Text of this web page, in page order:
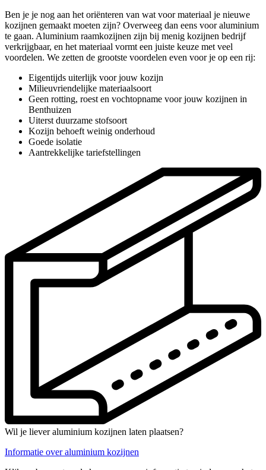
Ben je je nog aan het oriënteren van wat voor materiaal je nieuwe
kozijnen gemaakt moeten zijn? Overweeg dan eens voor aluminium
te gaan. Aluminium raamkozijnen zijn bij menig kozijnen bedrijf
verkrijgbaar, en het materiaal vormt een juiste keuze met veel
voordelen. We zetten de grootste voordelen even voor je op een rij:
Eigentijds uiterlijk voor jouw kozijn
Milieuvriendelijke materiaalsoort
Geen rotting, roest en vochtopname voor jouw kozijnen in
Benthuizen
Uiterst duurzame stofsoort
Kozijn behoeft weinig onderhoud
Goede isolatie
Aantrekkelijke tariefstellingen
Wil je liever aluminium kozijnen laten plaatsen?
Informatie over aluminium kozijnen